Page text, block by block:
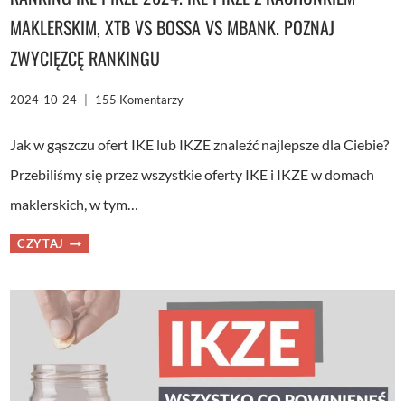
MAKLERSKIM, XTB VS BOSSA VS MBANK. POZNAJ
ZWYCIĘZCĘ RANKINGU
2024-10-24 155 Komentarzy
Jak w gąszczu ofert IKE lub IKZE znaleźć najlepsze dla Ciebie?
Przebiliśmy się przez wszystkie oferty IKE i IKZE w domach
maklerskich, w tym…
CZYTAJ RANKING
IKE
IKE
I
IKZE
Z
RACHUNKIEM
MAKLERSKIM,
VS
BOSSA